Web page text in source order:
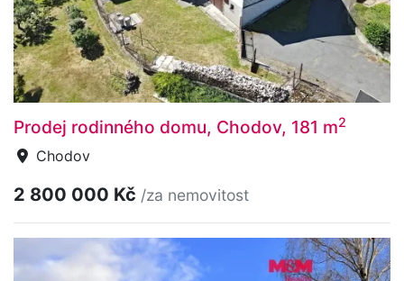
Prodej rodinného domu, Chodov, 181 m2
Chodov
2 800 000 Kč /za nemovitost